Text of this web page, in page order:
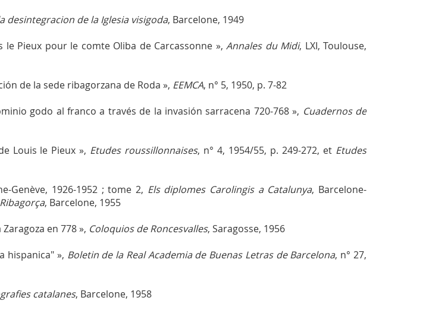
desintegracion de la Iglesia visigoda, Barcelone, 1949
le Pieux pour le comte Oliba de Carcassonne »,Annales du Midi, LXI, Toulouse,
de la sede ribagorzana de Roda », EEMCA, n° 5, 1950, p. 7-82
godo al franco a través de la invasión sarracena 720-768 », Cuadernos de
Louis le Pieux », Etudes roussillonnaises, n° 4, 1954/55, p. 249-272, et Etudes
Genève, 1926-1952 ; tome 2, Els diplomes Carolingis a Catalunya, Barcelone-
, Barcelone, 1955
en 778 », Coloquios de Roncesvalles, Saragosse, 1956
hispanica" », Boletin de la Real Academia de Buenas Letras de Barcelona, n° 27,
catalanes, Barcelone, 1958